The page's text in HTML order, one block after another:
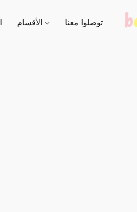
توصلوا معنا